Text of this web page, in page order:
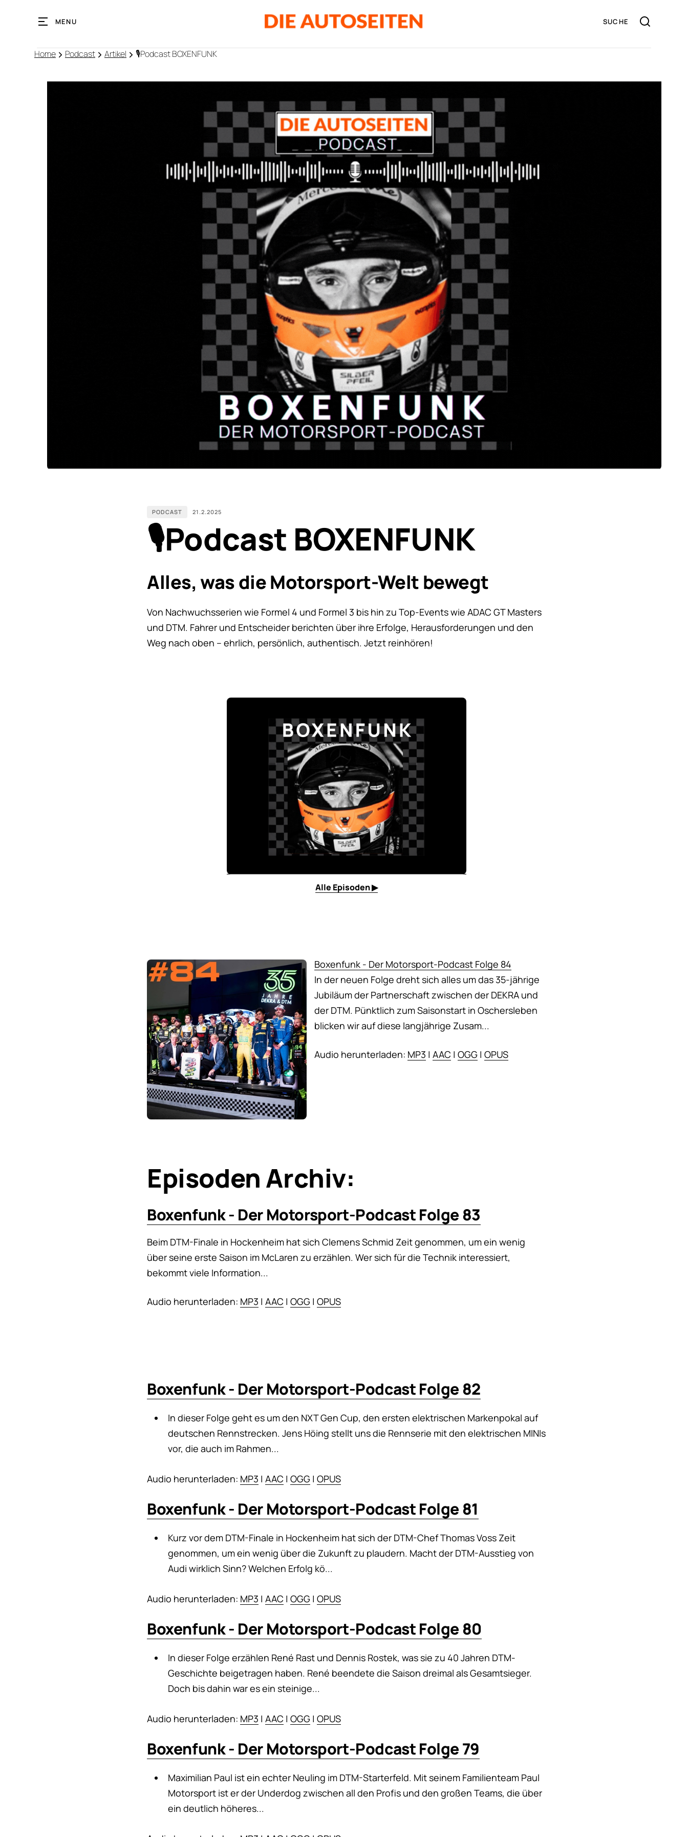
MENU
Home Podcast Artikel 🎙️Podcast BOXENFUNK
PODCAST 21.2.2025
🎙️Podcast BOXENFUNK
Alles, was die Motorsport-Welt bewegt
Von Nachwuchsserien wie Formel 4 und Formel 3 bis hin zu Top-Events wie ADAC GT Masters
und DTM. Fahrer und Entscheider berichten über ihre Erfolge, Herausforderungen und den
Weg nach oben – ehrlich, persönlich, authentisch. Jetzt reinhören!
Alle Episoden ▶
Boxenfunk - Der Motorsport-Podcast Folge 84
In der neuen Folge dreht sich alles um das 35-jährige
Jubiläum der Partnerschaft zwischen der DEKRA und
der DTM. Pünktlich zum Saisonstart in Oschersleben
blicken wir auf diese langjährige Zusam...
Audio herunterladen: MP3 | AAC | OGG | OPUS
Episoden Archiv:
Boxenfunk - Der Motorsport-Podcast Folge 83
Beim DTM-Finale in Hockenheim hat sich Clemens Schmid Zeit genommen, um ein wenig
über seine erste Saison im McLaren zu erzählen. Wer sich für die Technik interessiert,
bekommt viele Information...
Audio herunterladen: MP3 | AAC | OGG | OPUS
Boxenfunk - Der Motorsport-Podcast Folge 82
In dieser Folge geht es um den NXT Gen Cup, den ersten elektrischen Markenpokal auf
deutschen Rennstrecken. Jens Höing stellt uns die Rennserie mit den elektrischen MINIs
vor, die auch im Rahmen...
Audio herunterladen: MP3 | AAC | OGG | OPUS
Boxenfunk - Der Motorsport-Podcast Folge 81
Kurz vor dem DTM-Finale in Hockenheim hat sich der DTM-Chef Thomas Voss Zeit
genommen, um ein wenig über die Zukunft zu plaudern. Macht der DTM-Ausstieg von
Audi wirklich Sinn? Welchen Erfolg kö...
Audio herunterladen: MP3 | AAC | OGG | OPUS
Boxenfunk - Der Motorsport-Podcast Folge 80
In dieser Folge erzählen René Rast und Dennis Rostek, was sie zu 40 Jahren DTM-
Geschichte beigetragen haben. René beendete die Saison dreimal als Gesamtsieger.
Doch bis dahin war es ein steinige...
Audio herunterladen: MP3 | AAC | OGG | OPUS
Boxenfunk - Der Motorsport-Podcast Folge 79
Maximilian Paul ist ein echter Neuling im DTM-Starterfeld. Mit seinem Familienteam Paul
Motorsport ist er der Underdog zwischen all den Profis und den großen Teams, die über
ein deutlich höheres...